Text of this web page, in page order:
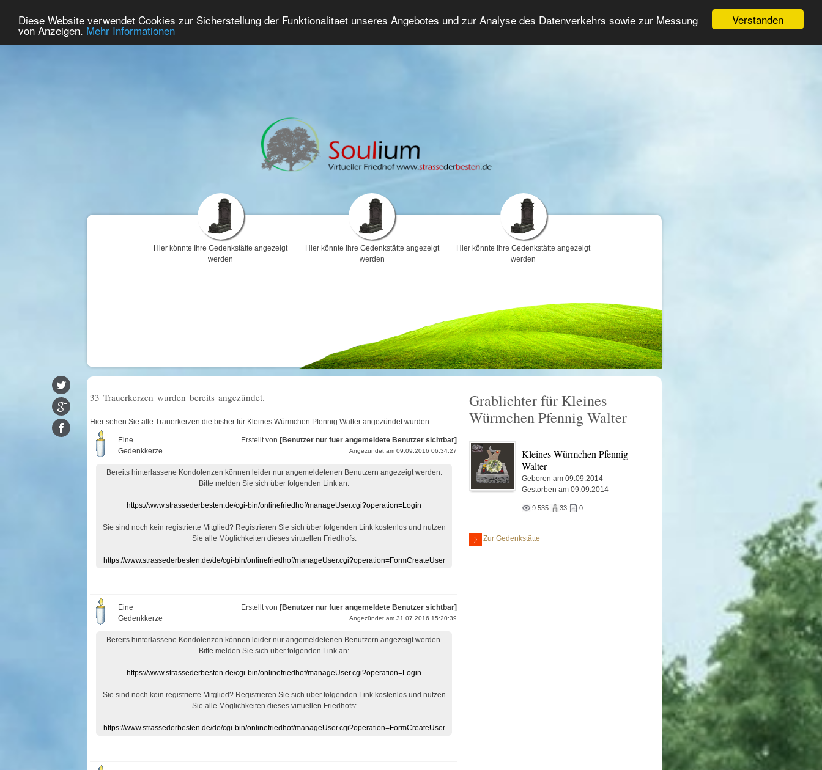
Verstanden
Diese Website verwendet Cookies zur Sicherstellung der Funktionalitaet unseres Angebotes und zur Analyse des Datenverkehrs sowie zur Messung
von Anzeigen. Mehr Informationen
Home Premium Gedenken Trauerforum Erweiterte Suche Anmelden
Hier könnte Ihre Gedenkstätte angezeigt
werden
Hier könnte Ihre Gedenkstätte angezeigt
werden
Hier könnte Ihre Gedenkstätte angezeigt
werden
33 Trauerkerzen wurden bereits angezündet.
Hier sehen Sie alle Trauerkerzen die bisher für Kleines Würmchen Pfennig Walter angezündet wurden.
Eine
Gedenkkerze
Erstellt von [Benutzer nur fuer angemeldete Benutzer sichtbar]
Angezündet am 09.09.2016 06:34:27
Bereits hinterlassene Kondolenzen können leider nur angemeldetenen Benutzern angezeigt werden.
Bitte melden Sie sich über folgenden Link an:
https://www.strassederbesten.de/cgi-bin/onlinefriedhof/manageUser.cgi?operation=Login
Sie sind noch kein registrierte Mitglied? Registrieren Sie sich über folgenden Link kostenlos und nutzen
Sie alle Möglichkeiten dieses virtuellen Friedhofs:
https://www.strassederbesten.de/de/cgi-bin/onlinefriedhof/manageUser.cgi?operation=FormCreateUser
Eine
Gedenkkerze
Erstellt von [Benutzer nur fuer angemeldete Benutzer sichtbar]
Angezündet am 31.07.2016 15:20:39
Bereits hinterlassene Kondolenzen können leider nur angemeldetenen Benutzern angezeigt werden.
Bitte melden Sie sich über folgenden Link an:
https://www.strassederbesten.de/cgi-bin/onlinefriedhof/manageUser.cgi?operation=Login
Sie sind noch kein registrierte Mitglied? Registrieren Sie sich über folgenden Link kostenlos und nutzen
Sie alle Möglichkeiten dieses virtuellen Friedhofs:
https://www.strassederbesten.de/de/cgi-bin/onlinefriedhof/manageUser.cgi?operation=FormCreateUser
Grablichter für Kleines
Würmchen Pfennig Walter
Kleines Würmchen Pfennig
Walter
Geboren am 09.09.2014
Gestorben am 09.09.2014
9.535 33 0
Zur Gedenkstätte